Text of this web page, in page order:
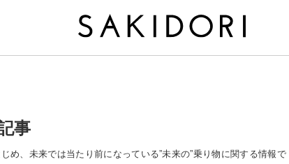
事
め、未来では当たり前になっている”未来の”乗り物に関する情報で